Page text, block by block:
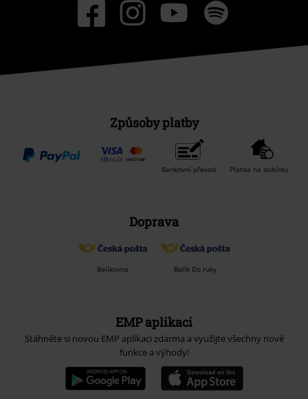
Způsoby platby
Bankovní převod Platba na dobírku
Doprava
Balíkovna Balík Do ruky
EMP aplikaci
Stáhněte si novou EMP aplikaci zdarma a využijte všechny nové
funkce a výhody!